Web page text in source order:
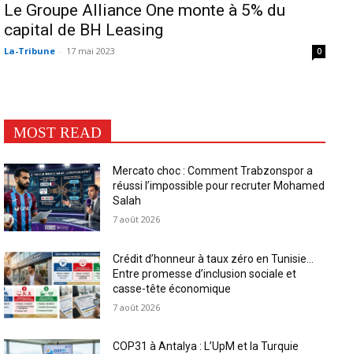
Le Groupe Alliance One monte à 5% du
capital de BH Leasing
La-Tribune - 17 mai 2023 0
MOST READ
Mercato choc : Comment Trabzonspor a
réussi l’impossible pour recruter Mohamed
Salah
7 août 2026
Crédit d’honneur à taux zéro en Tunisie…
Entre promesse d’inclusion sociale et
casse-tête économique
7 août 2026
COP31 à Antalya : L’UpM et la Turquie